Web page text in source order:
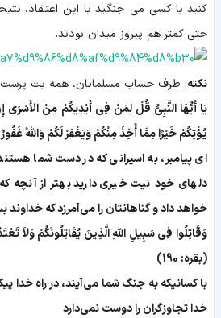
کنید با کسی می جنگید با این اعتقاد،
حتی کمتر هم پیروز میدان بودند.
نکته: طرف حساب مسلمانان، همه بت پرست
یَا أَیُّهَا النَّبِیُّ قُلْ لِمَنْ فِی أَیْدِیكُمْ مِنْ الأَسْرَى
یُؤْتِكُمْ خَیْرًا مِمَّا أُخِذَ مِنْكُمْ وَیَغْفِرْ لَكُمْ وَاللَّهُ غَفُورٌ
ای پیامبر، به اسیرانی که در دست شما
دلهای خود نیت خیری دارید بهتر از آنچه
خواهد داد و گناهانتان را می‌آمرزد که
وَقَاتِلُوا فِی سَبِیلِ اللَّهِ الَّذِینَ یُقَاتِلُونَكُمْ وَلاَ
(بقره: 190)
با کسانیکه به جنگ شما می‌آیند، در راه خدا
خدا تجاوزگران را دوست نمی‌دارد